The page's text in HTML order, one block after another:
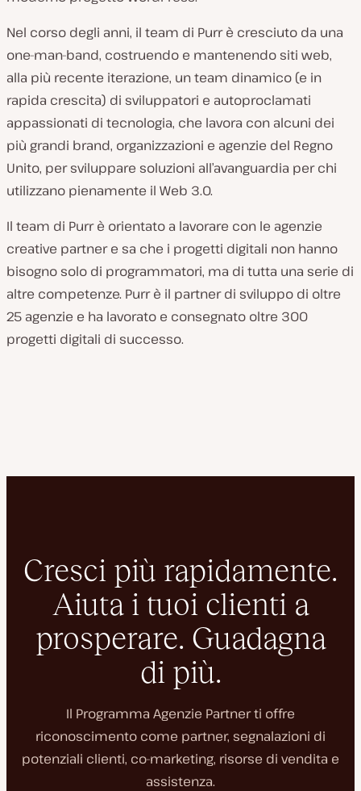
Nel corso degli anni, il team di Purr è cresciuto da una
one-man-band, costruendo e mantenendo siti web,
alla più recente iterazione, un team dinamico (e in
rapida crescita) di sviluppatori e autoproclamati
appassionati di tecnologia, che lavora con alcuni dei
più grandi brand, organizzazioni e agenzie del Regno
Unito, per sviluppare soluzioni all’avanguardia per chi
utilizzano pienamente il Web 3.0.
Il team di Purr è orientato a lavorare con le agenzie
creative partner e sa che i progetti digitali non hanno
bisogno solo di programmatori, ma di tutta una serie di
altre competenze. Purr è il partner di sviluppo di oltre
25 agenzie e ha lavorato e consegnato oltre 300
progetti digitali di successo.
Cresci più rapidamente.
Aiuta i tuoi clienti a
prosperare. Guadagna
di più.
Il Programma Agenzie Partner ti offre
riconoscimento come partner, segnalazioni di
potenziali clienti, co-marketing, risorse di vendita e
assistenza.